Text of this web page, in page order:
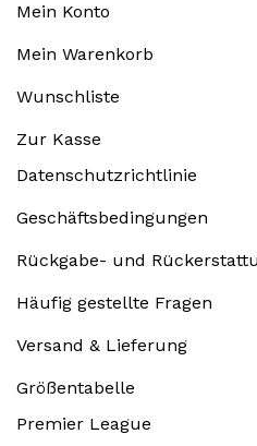
Mein Konto
Mein Warenkorb
Wunschliste
Zur Kasse
Datenschutzrichtlinie
Geschäftsbedingungen
Rückgabe- und
Häufig gestellte Fragen
Versand & Lieferung
Größentabelle
Premier League